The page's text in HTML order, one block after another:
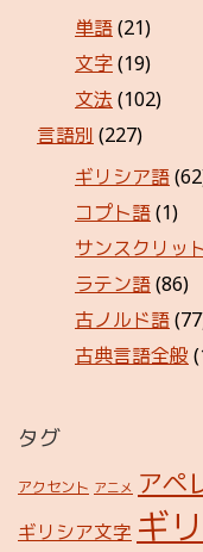
単語(21)
文字(19)
文法 (102)
言語別 (227)
ギリシア語
コプト語(1)
サンスクリッ
ラテン語(86)
古ノルド語
古典言語全般
タグ
アクセント アニメ アペ
ギリシア文字 ギ